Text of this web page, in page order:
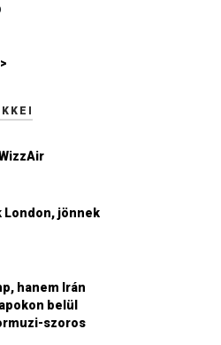
London, jönnek
hanem Irán
belül
szoros